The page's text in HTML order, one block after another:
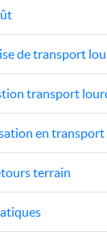
de transport
transport
en
terrain